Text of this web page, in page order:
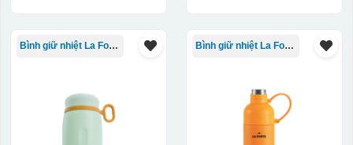
Bình giữ nhiệt La Fonte Bình giữ nhiệt La Fonte